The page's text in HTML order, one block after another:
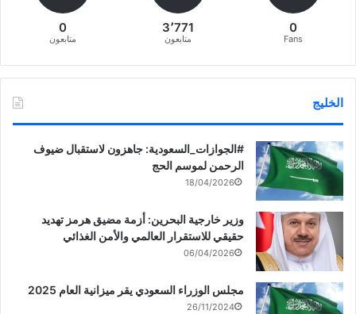
0
Fans
3٬771
متابعون
0
متابعون
الخليج
‏‎#الجوازات_السعودية: جاهزون لاستقبال ضيوف
الرحمن لموسم الحج
18/04/2026
وزير خارجية البحرين: أزمة مضيق هرمز تهديد
حقيقي للاستقرار العالمي والأمن الغذائي
06/04/2026
مجلس الوزراء السعودي يقر ميزانية العام 2025
26/11/2024